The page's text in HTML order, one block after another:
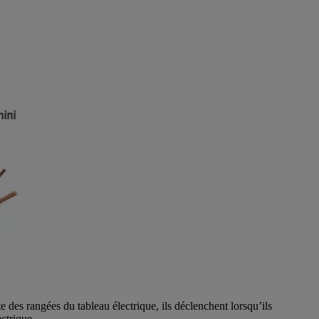
rangées du tableau électrique, ils déclenchent lorsqu’ils